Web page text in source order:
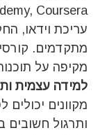
עריכת וידאו,
מתקדמים.
מקיפה על
למידה עצמית
מקוונים
ותרגול חשובים